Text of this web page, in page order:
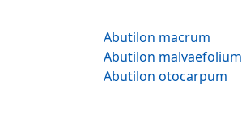
Abutilon macrum
Abutilon malvaefolium
Abutilon otocarpum